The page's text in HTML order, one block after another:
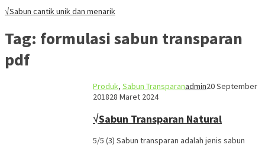
√Sabun cantik unik dan menarik
Tag: formulasi sabun transparan
pdf
Produk, Sabun Transparanadmin20 September
201828 Maret 2024
√Sabun Transparan Natural
5/5 (3) Sabun transparan adalah jenis sabun